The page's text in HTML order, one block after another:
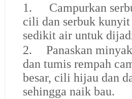
1.
Campurkan
cili dan serbuk kunyit
sedikit air untuk
2.
Panaskan
dan tumis rempah
besar, cili hijau dan
sehingga naik bau.